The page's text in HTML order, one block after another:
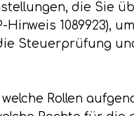
die Sie
1089923),
Steuerprüfung
Rollen